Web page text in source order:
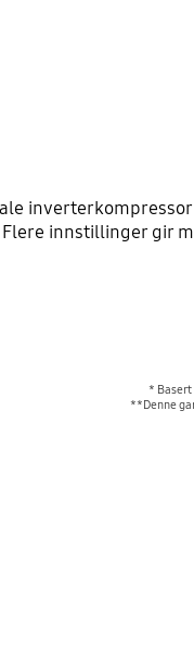
innstillinger gir
* Basert
**Denne